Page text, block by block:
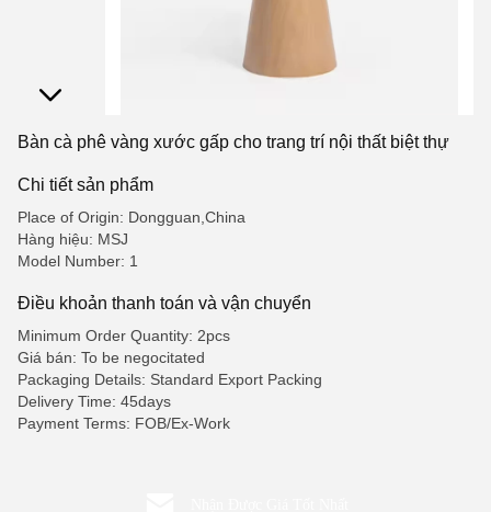
Bàn cà phê vàng xước gấp cho trang trí nội thất biệt thự
Chi tiết sản phẩm
Place of Origin: Dongguan,China
Hàng hiệu: MSJ
Model Number: 1
Điều khoản thanh toán và vận chuyển
Minimum Order Quantity: 2pcs
Giá bán: To be negocitated
Packaging Details: Standard Export Packing
Delivery Time: 45days
Payment Terms: FOB/Ex-Work